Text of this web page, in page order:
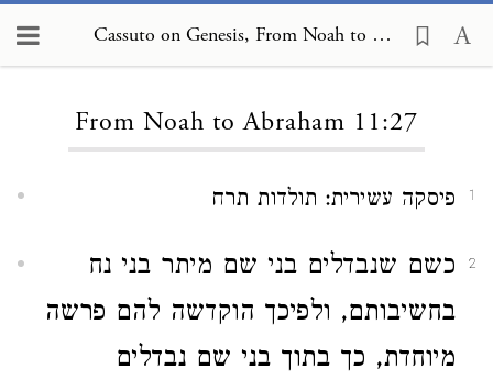
Cassuto on Genesis, From Noah to Abraham 11:27
From Noah to Abraham 11:27
1 פיסקה עשירית: תולדות תרח
2
כשם שנבדלים בני שם מיתר בני נח
בחשיבותם, ולפיכך הוקדשה להם פרשה
מיוחדת, כך בתוך בני שם נבדלים